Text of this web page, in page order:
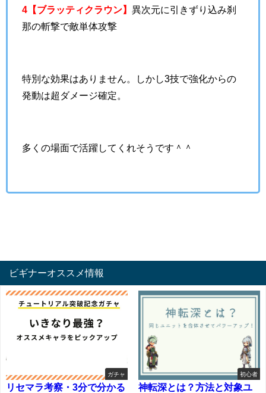
4【ブラッティクラウン】 異次元に引きずり込み刹
那の斬撃で敵単体攻撃
特別な効果はありません。しかし3技で強化からの
発動は超ダメージ確定。
多くの場面で活躍してくれそうです＾＾
ビギナーオススメ情報
ガチャ
リセマラ考察・3分で分かる
初心者
神転深とは？方法と対象ユ